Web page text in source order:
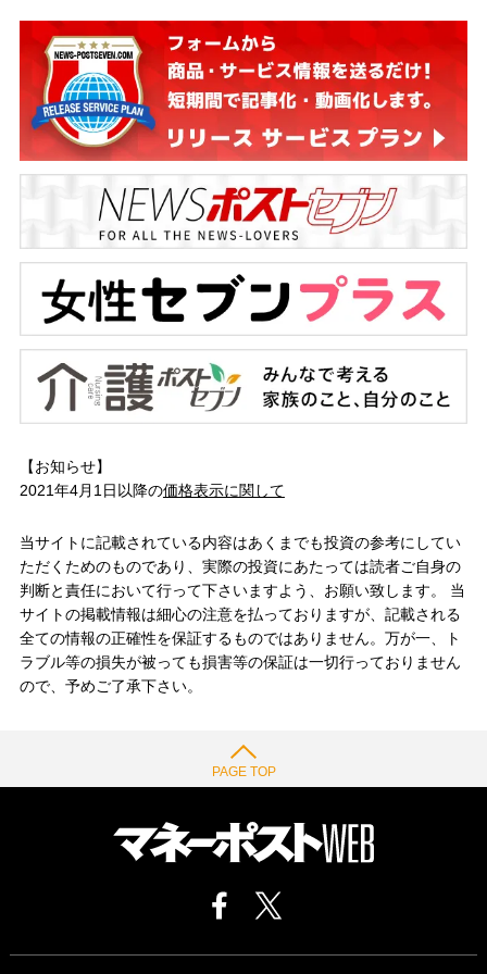
【お知らせ】
2021年4月1日以降の価格表示に関して
当サイトに記載されている内容はあくまでも投資の参考にしてい
ただくためのものであり、実際の投資にあたっては読者ご自身の
判断と責任において行って下さいますよう、お願い致します。 当
サイトの掲載情報は細心の注意を払っておりますが、記載される
全ての情報の正確性を保証するものではありません。万が一、ト
ラブル等の損失が被っても損害等の保証は一切行っておりません
ので、予めご了承下さい。
PAGE TOP